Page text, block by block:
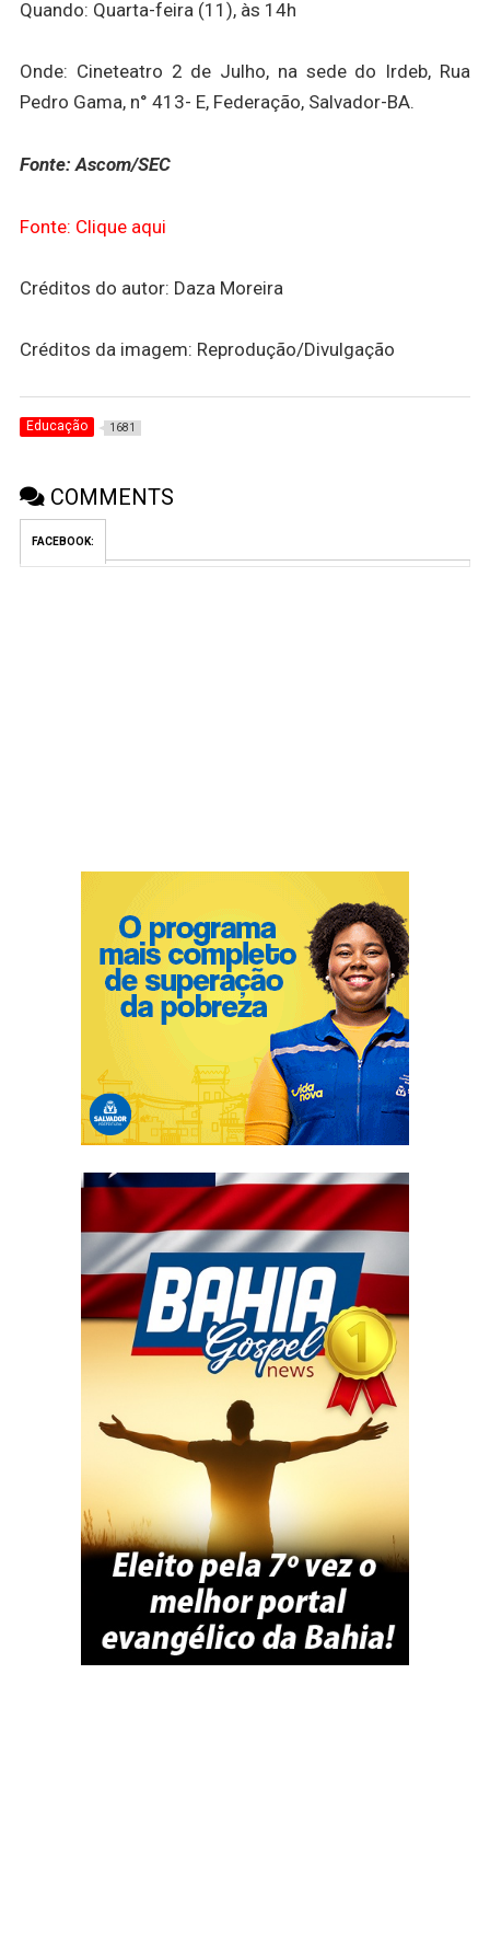
Quando: Quarta-feira (11), às 14h
Onde: Cineteatro 2 de Julho, na sede do Irdeb, Rua
Pedro Gama, n° 413- E, Federação, Salvador-BA.
Fonte: Ascom/SEC
Fonte: Clique aqui
Créditos do autor: Daza Moreira
Créditos da imagem: Reprodução/Divulgação
Educação 1681
COMMENTS
FACEBOOK: